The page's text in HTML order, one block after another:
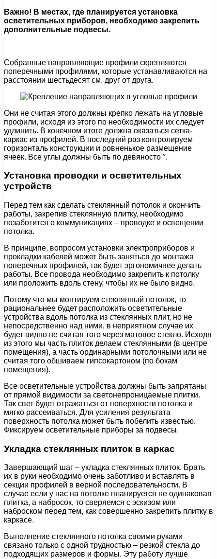
Важно! В местах, где планируется установка
осветительных приборов, необходимо закрепить
дополнительные подвесы.
Собранные направляющие профили скрепляются
поперечными профилями, которые устанавливаются на
расстоянии шестьдесят см. друг от друга.
Они не считая этого должны крепко лежать на угловые
профили, исходя из этого по необходимости их следует
удлинить. В конечном итоге должна оказаться сетка-
каркас из профилей. В последний раз контролируем
горизонталь конструкции и ровненькое размещение
ячеек. Все углы должны быть по девяносто °.
Установка проводки и осветительных
устройств
Перед тем как сделать стеклянный потолок и окончить
работы, закрепив стеклянную плитку, необходимо
позаботится о коммуникациях – проводке и освещении
потолка.
В принципе, вопросом установки электроприборов и
прокладки кабелей может быть заняться до монтажа
поперечных профилей, так будет эргономичнее делать
работы. Все провода необходимо закрепить к потолку
или проложить вдоль стену, чтобы их не было видно.
Потому что мы монтируем стеклянный потолок, то
рациональнее будет расположить осветительные
устройства вдоль потолка из стеклянных плит, но не
непосредственно над ними, в неприятном случае их
будет видно не считая того через матовое стекло. Исходя
из этого мы часть плиток делаем стеклянными (в центре
помещения), а часть ординарными потолочными или не
считая того обшиваем гипсокартоном (по бокам
помещения).
Все осветительные устройства должны быть запрятаны
от прямой видимости за светонепроницаемые плитки.
Так свет будет отражаться от поверхности потолка и
мягко рассеиваться. Для усиления результата
поверхность потолка может быть побелить известью.
Фиксируем осветительные приборы за подвесы.
Укладка стеклянных плиток в каркас
Завершающий шаг – укладка стеклянных плиток. Брать
их в руки необходимо очень заботливо и вставлять в
секции профилей в верной последовательности. В
случае если у нас на потолке планируется не одинаковая
плитка, а набросок, то сверяемся с эскизом или
наброском перед тем, как совершенно закрепить плитку в
каркасе.
Выполнение стеклянного потолка своими руками
связано только с одной трудностью – резкой стекла до
подходящих размеров и формы. Эту работу лучше